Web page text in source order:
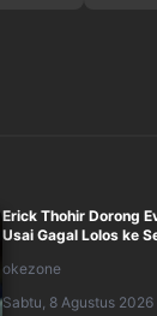
Erick Thohir Dorong
Usai Gagal Lolos ke
okezone
Sabtu, 8 Agustus 2026